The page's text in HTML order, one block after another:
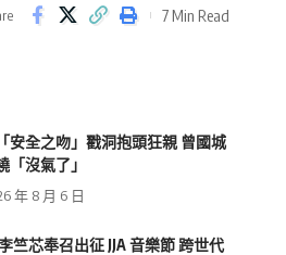
7 Min Read
安全之吻」戳洞抱頭狂親 曾國城
「沒氣了」
年 8 月 6 日
竺芯奉召出征 JJA 音樂節 跨世代